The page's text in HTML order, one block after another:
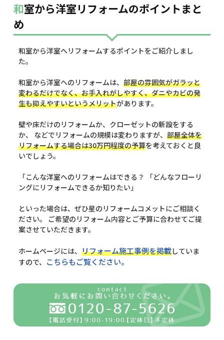
和室から洋室リフォームのポイントまと
め
和室から洋室へリフォームするポイントをご紹介しまし
た。
和室から洋室へのリフォームは、 部屋の雰囲気がガラッと
変わるだけでなく、お手入れがしやすく、ダニやカビの発
生も抑えやすいというメリットがあります。
壁や床だけのリフォームか、クローゼットの新設をする
か、 などでリフォームの規模は変わりますが、 部屋全体を
リフォームする場合は30万円程度の予算を考えておくと良
いでしょう。
「こんな洋室へのリフォームはできる？ 「どんなフローリ
ングにリフォームできるか知りたい」
といった場合は、ぜひ星のリフォームコメットにご相談く
ださい。 ご希望のリフォーム内容とご予算に合わせてご提
案させていただきます。
ホームページには、 リフォーム施工事例を掲載していま
すので、 こちらもご覧ください。